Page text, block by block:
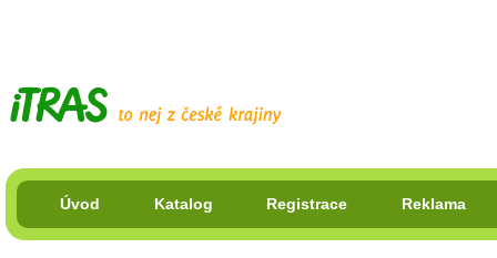
Úvod Katalog Registrace Reklama